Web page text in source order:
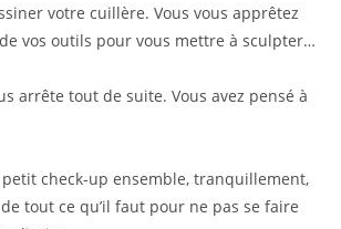
votre cuillère. Vous vous apprêtez
vos outils pour vous mettre à sculpter…
arrête tout de suite. Vous avez pensé à
check-up ensemble, tranquillement,
tout ce qu’il faut pour ne pas se faire